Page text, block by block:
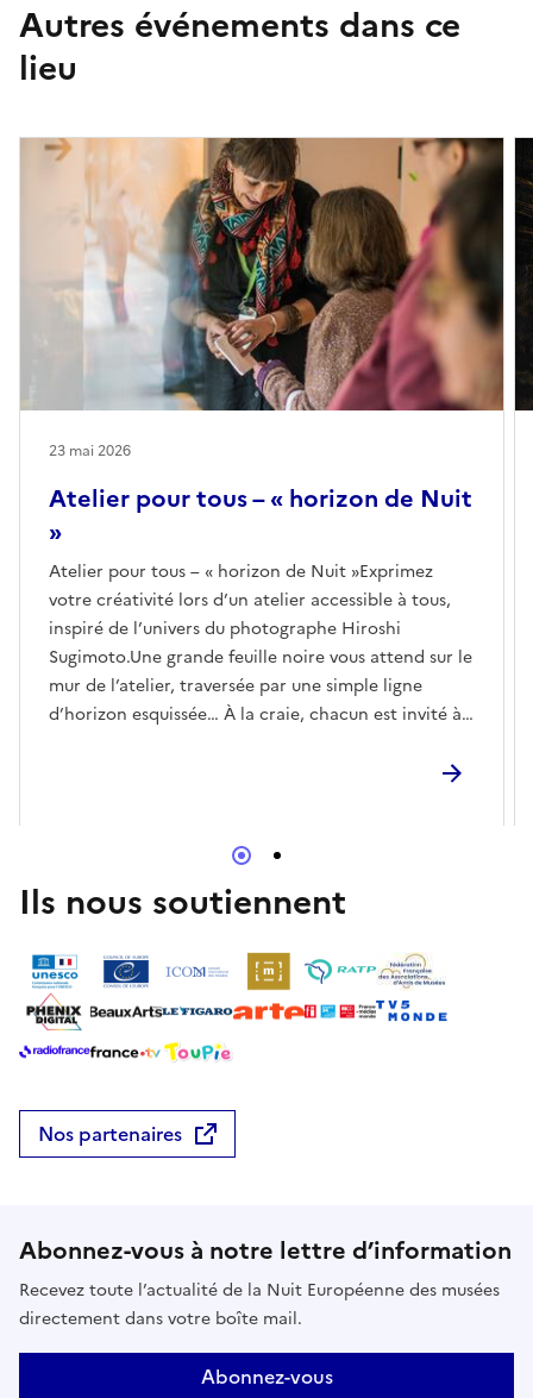
Autres événements dans ce
lieu
Atelier pour tous – « horizon de Nuit
»
Atelier pour tous – « horizon de Nuit »Exprimez
votre créativité lors d’un atelier accessible à tous,
inspiré de l’univers du photographe Hiroshi
Sugimoto.Une grande feuille noire vous attend sur le
mur de l’atelier, traversée par une simple ligne
d’horizon esquissée… À la craie, chacun est invité à
reflet ; dans la partie ‘ciel’, une étoile, une lueur. Sur
visiteurs de la Nuit. Celles et ceux qui le souhaitent
pourront laisser leur adresse mail afin de recevoir le
visuel final.Pour les amateurs d’‘horizons secrets’,
invitant à créer des paysages intimes, rêvés et
silencieux.Atelier ouvert à tous, sans réservation.Les
enfants doivent être accompagnés d’un adulte.En
continu à l’atelier, de 20 h à minuit.
23 mai 2026
Ils nous soutiennent
Nos partenaires
Abonnez-vous à notre lettre d’information
Recevez toute l’actualité de la Nuit Européenne des musées
directement dans votre boîte mail.
Abonnez-vous